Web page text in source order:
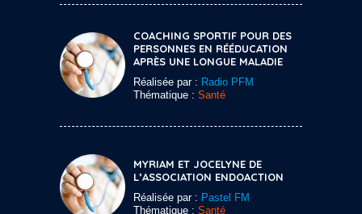
COACHING SPORTIF POUR DES
PERSONNES EN RÉÉDUCATION
APRÈS UNE LONGUE MALADIE
Réalisée par : Radio PFM
Thématique : Santé
MYRIAM ET JOCELYNE DE
L’ASSOCIATION ENDOACTION
Réalisée par : Pastel FM
Thématique : Santé